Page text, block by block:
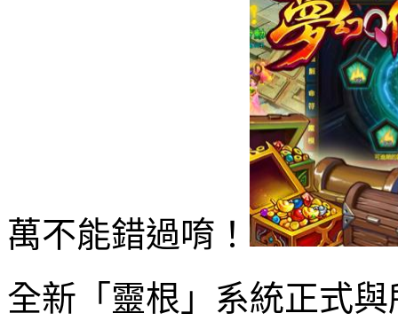
萬不能錯過唷！
全新「靈根」系統正式